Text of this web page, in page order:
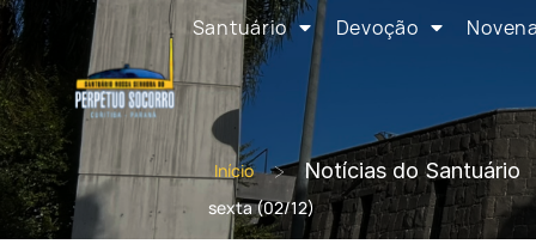
Santuário Devoção Novena
Início > Notícias do Santuário
sexta (02/12)